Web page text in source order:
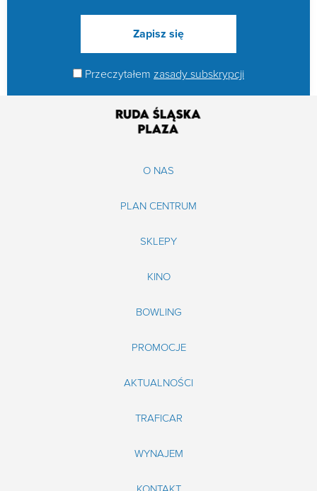
Przeczytałem zasady subskrypcji
O NAS
PLAN CENTRUM
SKLEPY
KINO
BOWLING
PROMOCJE
AKTUALNOŚCI
TRAFICAR
WYNAJEM